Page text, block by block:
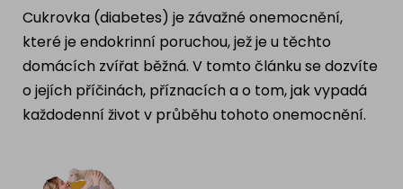
PLEMENA PSŮ
Francouzský buldog
Dalmatín
Německý ovčák
Britská krátkosrstá kočka
Bengálská kočka
Kanadský Sphynx
Cukrovka (diabetes) je závažné onemocnění,
které je endokrinní poruchou, jež je u těchto
domácích zvířat běžná. V tomto článku se dozvíte
o jejích příčinách, příznacích a o tom, jak vypadá
každodenní život v průběhu tohoto onemocnění.